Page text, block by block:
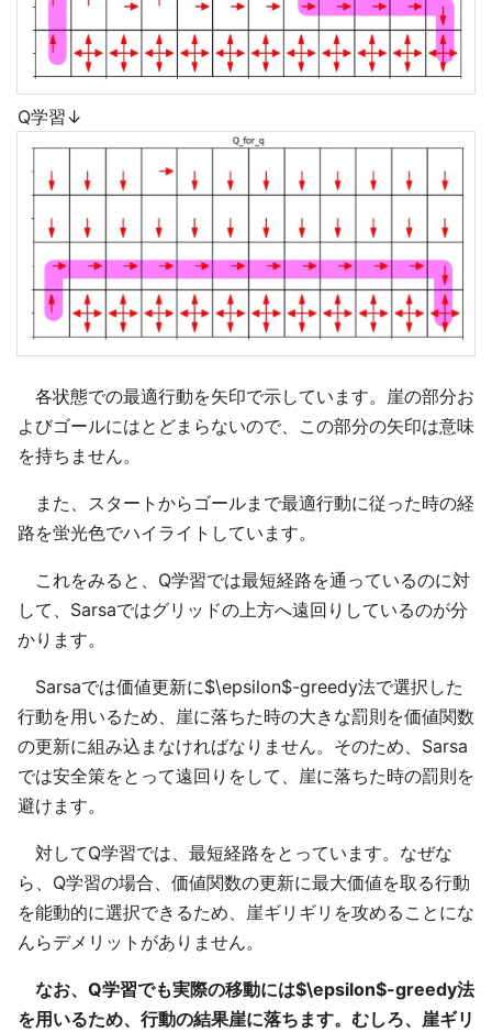
Q学習↓
各状態での最適行動を矢印で示しています。崖の部分お
よびゴールにはとどまらないので、この部分の矢印は意味
を持ちません。
また、スタートからゴールまで最適行動に従った時の経
路を蛍光色でハイライトしています。
これをみると、Q学習では最短経路を通っているのに対
して、Sarsaではグリッドの上方へ遠回りしているのが分
かります。
Sarsaでは価値更新に$\epsilon$-greedy法で選択した
行動を用いるため、崖に落ちた時の大きな罰則を価値関数
の更新に組み込まなければなりません。そのため、Sarsa
では安全策をとって遠回りをして、崖に落ちた時の罰則を
避けます。
対してQ学習では、最短経路をとっています。なぜな
ら、Q学習の場合、価値関数の更新に最大価値を取る行動
を能動的に選択できるため、崖ギリギリを攻めることにな
んらデメリットがありません。
なお、Q学習でも実際の移動には$\epsilon$-greedy法
を用いるため、行動の結果崖に落ちます。むしろ、崖ギリ